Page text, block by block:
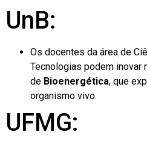
UnB:
Os docentes da área de
Tecnologias podem inovar
de Bioenergética, que
organismo vivo.
UFMG: